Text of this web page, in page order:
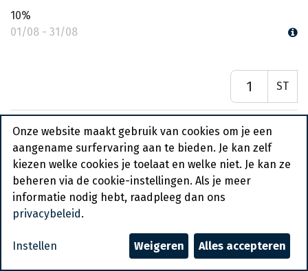
10%
01/08 - 31/08
ST
Onze website maakt gebruik van cookies om je een
aangename surfervaring aan te bieden. Je kan zelf
kiezen welke cookies je toelaat en welke niet. Je kan ze
beheren via de cookie-instellingen. Als je meer
informatie nodig hebt, raadpleeg dan ons
privacybeleid .
Instellen Weigeren Alles accepteren